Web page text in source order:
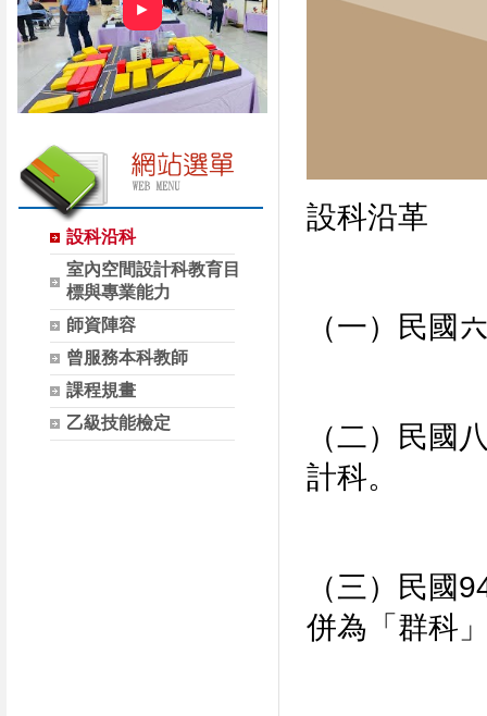
►
設科沿科
室內空間設計科教育目
標與專業能力
師資陣容
曾服務本科教師
課程規畫
乙級技能檢定
設科沿革
（一）民國
（二）民國
計科。
（三）民國
併為「群科